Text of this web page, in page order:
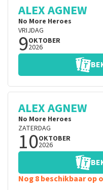
ALEX AGNEW
No More Heroes
VRIJDAG
9OKTOBER
2026
ALEX AGNEW
No More Heroes
ZATERDAG
10OKTOBER
2026
Nog 8 beschikbaar op